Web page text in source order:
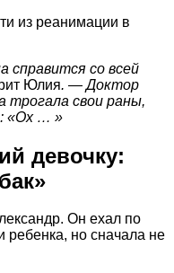
из реанимации в
справится со всей
Юлия. — Доктор
трогала свои раны,
«Ох … »
девочку:
Он ехал по
ребенка, но сначала не